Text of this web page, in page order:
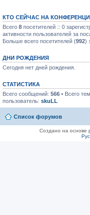
КТО СЕЙЧАС НА
Всего 8 посетителей :: 0
активности пользователей за
Больше всего посетителей (992)
ДНИ РОЖДЕНИЯ
Сегодня нет дней рождения.
СТАТИСТИКА
Всего сообщений: 566 • Всего
пользователь: skuLL
Список форумов
Создано на основе